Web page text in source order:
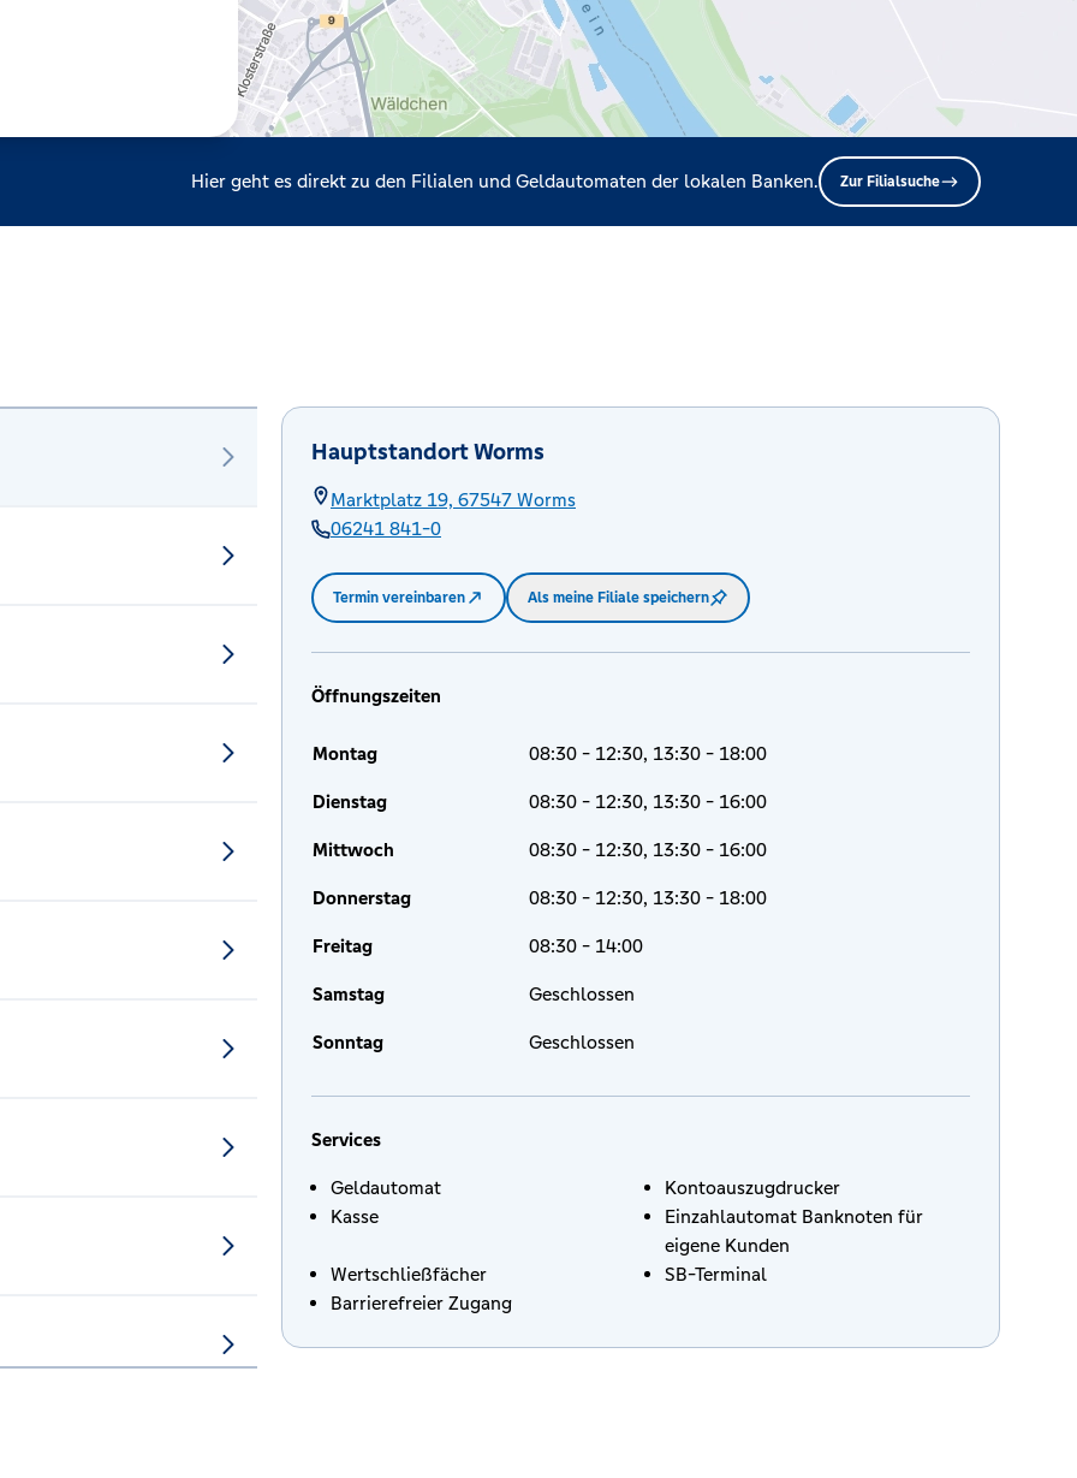
Hier geht es direkt zu den Filialen und Geldautomaten der lokalen Banken. Zur Filialsuche
Hauptstandort Worms
Marktplatz 19, 67547 Worms
06241 841-0
Termin vereinbaren Als meine Filiale speichern
Öffnungszeiten
Montag 08:30 - 12:30, 13:30 - 18:00
Dienstag 08:30 - 12:30, 13:30 - 16:00
Mittwoch 08:30 - 12:30, 13:30 - 16:00
Donnerstag 08:30 - 12:30, 13:30 - 18:00
Freitag 08:30 - 14:00
Samstag Geschlossen
Sonntag Geschlossen
Services
Geldautomat
Kontoauszugdrucker
Kasse
Einzahlautomat Banknoten für
eigene Kunden
Wertschließfächer
SB-Terminal
Barrierefreier Zugang